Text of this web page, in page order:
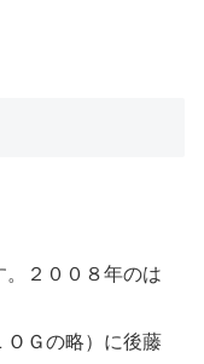
。２００８年のは
ＯＧの略）に後藤